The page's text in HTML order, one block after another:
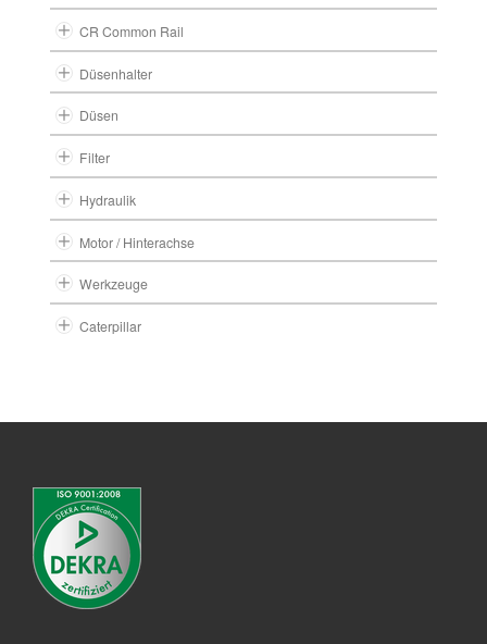
CR Common Rail
Düsenhalter
Düsen
Filter
Hydraulik
Motor / Hinterachse
Werkzeuge
Caterpillar